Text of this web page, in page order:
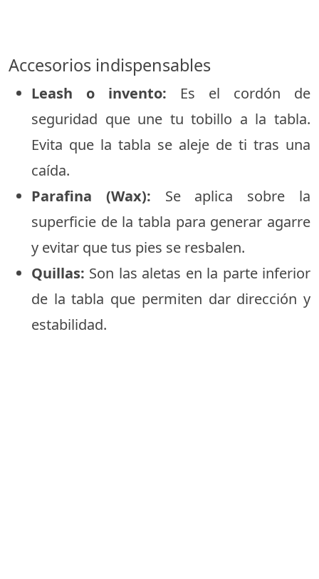
Accesorios indispensables
Leash o invento: Es el cordón de
seguridad que une tu tobillo a la tabla.
Evita que la tabla se aleje de ti tras una
caída.
Parafina (Wax): Se aplica sobre la
superficie de la tabla para generar agarre
y evitar que tus pies se resbalen.
Quillas: Son las aletas en la parte inferior
de la tabla que permiten dar dirección y
estabilidad.